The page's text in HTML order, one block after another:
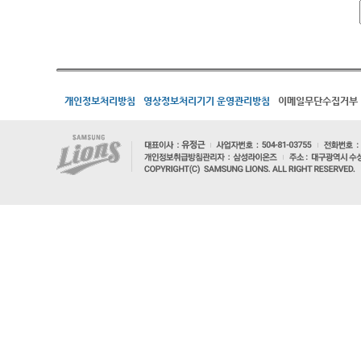
개인정보처리방침 영상정보처리기기 운영관리방침 이메일무단수집거부